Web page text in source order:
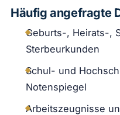
Häufig angefragte
Geburts-, Heirats-,
Sterbeurkunden
Schul- und
Notenspiegel
Arbeitszeugnisse